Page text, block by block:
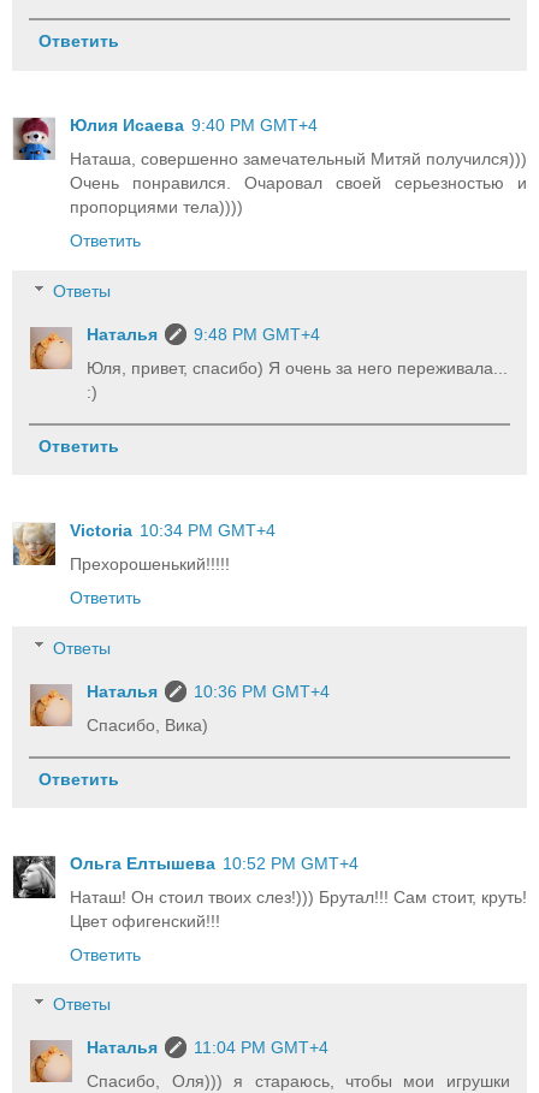
Ответить
Юлия Исаева 9:40 PM GMT+4
Наташа, совершенно замечательный Митяй получился)))
Очень понравился. Очаровал своей серьезностью и
пропорциями тела))))
Ответить
Ответы
Наталья
9:48 PM GMT+4
Юля, привет, спасибо) Я очень за него переживала...
:)
Ответить
Victoria 10:34 PM GMT+4
Прехорошенький!!!!!
Ответить
Ответы
Наталья
10:36 PM GMT+4
Спасибо, Вика)
Ответить
Ольга Елтышева 10:52 PM GMT+4
Наташ! Он стоил твоих слез!))) Брутал!!! Сам стоит, круть!
Цвет офигенский!!!
Ответить
Ответы
Наталья
11:04 PM GMT+4
Спасибо, Оля))) я стараюсь, чтобы мои игрушки